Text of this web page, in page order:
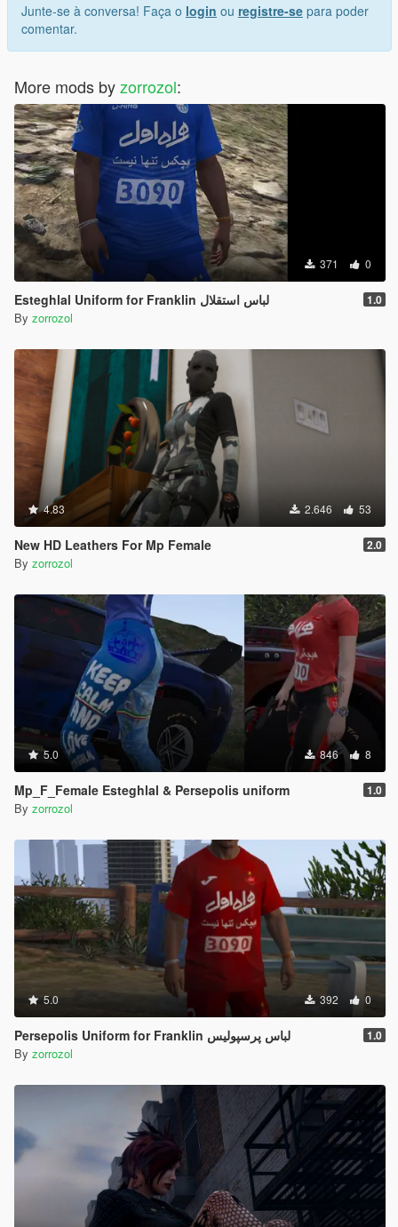
Junte-se à conversa! Faça o login ou registre-se para poder
comentar.
More mods byzorrozol:
371 0
Esteghlal Uniform for Franklin لباس استقلال 1.0
By zorrozol
4.83 2.646 53
New HD Leathers For Mp Female 2.0
By zorrozol
5.0 846 8
Mp_F_Female Esteghlal & Persepolis uniform 1.0
By zorrozol
5.0 392 0
Persepolis Uniform for Franklin لباس پرسپولیس 1.0
By zorrozol